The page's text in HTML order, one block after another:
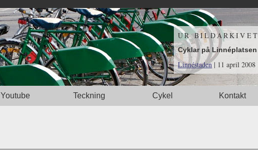
UR BILDARKIVET
Cyklar på Linnéplatsen
Linnéstaden| 11 april 2008
Youtube Teckning Cykel Kontakt